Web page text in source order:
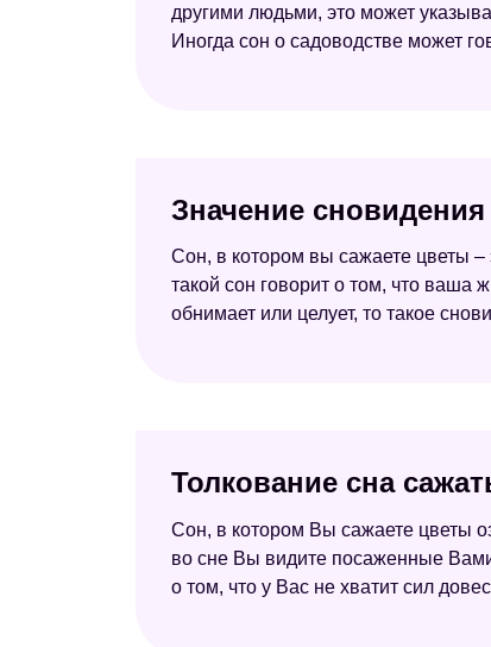
другими людьми, это может
Иногда сон о садоводстве может
Значение
Сон, в котором вы сажаете цветы –
такой сон говорит о том, что ваша
обнимает или целует, то такое
Толкование сна
Сон, в котором Вы сажаете цветы
во сне Вы видите посаженные Вами
о том, что у Вас не хватит сил